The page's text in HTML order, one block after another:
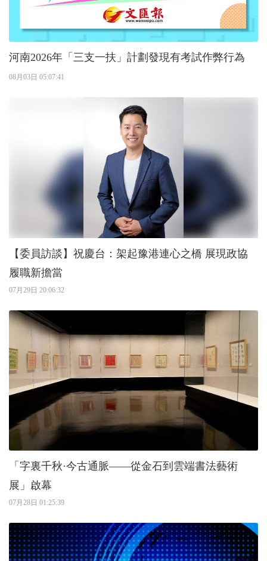
河南2026年「三支一扶」計劃發現有考試作弊行為
08月03日 05:07:41
【委員訪談】祝慶台：架起豫港連心之橋 展現政協
履職新擔當
07月29日 20:06:32
「字裏千秋·今古通脈——從金石到雲端書法藝術
展」啟幕
07月28日 01:25:39